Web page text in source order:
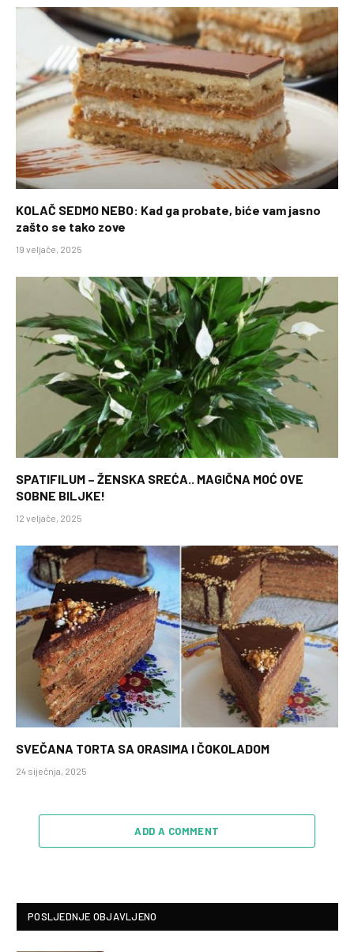
KOLAČ SEDMO NEBO: Kad ga probate, biće vam jasno
zašto se tako zove
19 veljače, 2025
SPATIFILUM – ŽENSKA SREĆA.. MAGIČNA MOĆ OVE
SOBNE BILJKE!
12 veljače, 2025
SVEČANA TORTA SA ORASIMA I ČOKOLADOM
24 siječnja, 2025
ADD A COMMENT
POSLJEDNJE OBJAVLJENO